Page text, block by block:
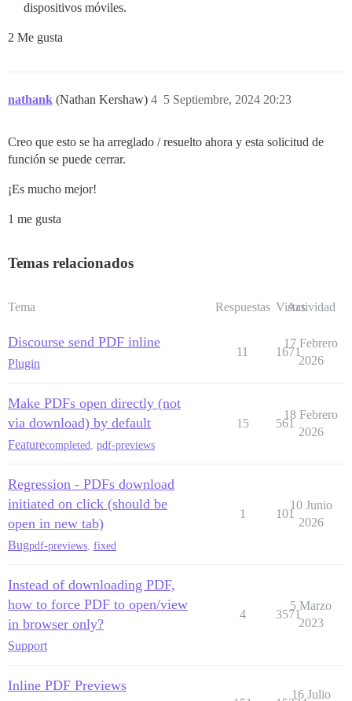
dispositivos móviles.
2 Me gusta
nathank (Nathan Kershaw) 5 Septiembre, 2024 20:23
4
Creo que esto se ha arreglado / resuelto ahora y esta solicitud de
función se puede cerrar.
¡Es mucho mejor!
1 me gusta
Temas relacionados
Tema Respuestas Vistas
Actividad
Discourse send PDF inline
Plugin
11 1671
17 Febrero
2026
Make PDFs open directly (not
via download) by default
Featurecompleted pdf-previews
15 561
18 Febrero
2026
Regression - PDFs download
initiated on click (should be
open in new tab)
Bugpdf-previews fixed
1 101
10 Junio
2026
Instead of downloading PDF,
how to force PDF to open/view
in browser only?
Support
4 3571
5 Marzo
2023
Inline PDF Previews
16 Julio